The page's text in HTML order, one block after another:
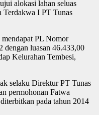
alokasi lahan seluas
Terdakwa I PT Tunas
PL Nomor
dengan luasan 46.433,00
Kelurahan Tembesi,
selaku Direktur PT Tunas
permohonan Fatwa
pada tahun 2014